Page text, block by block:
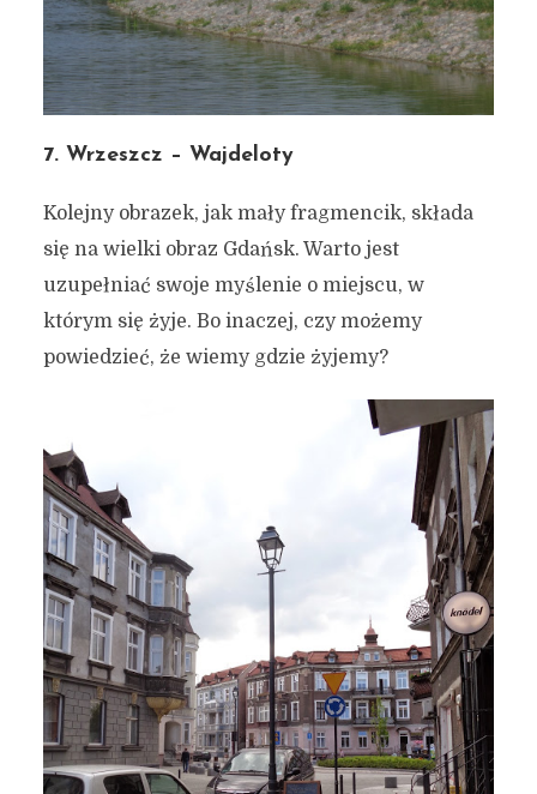
7. Wrzeszcz – Wajdeloty
Kolejny obrazek, jak mały fragmencik, składa
się na wielki obraz Gdańsk. Warto jest
uzupełniać swoje myślenie o miejscu, w
którym się żyje. Bo inaczej, czy możemy
powiedzieć, że wiemy gdzie żyjemy?